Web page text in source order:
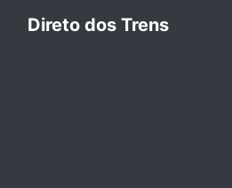
Direto dos Trens